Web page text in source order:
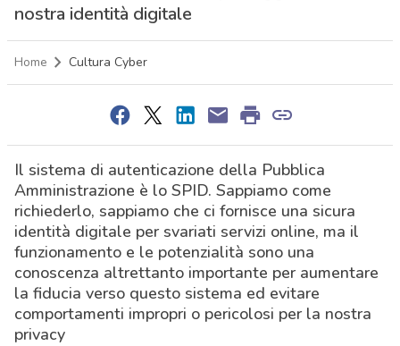
nostra identità digitale
Home Cultura Cyber
Il sistema di autenticazione della Pubblica
Amministrazione è lo SPID. Sappiamo come
richiederlo, sappiamo che ci fornisce una sicura
identità digitale per svariati servizi online, ma il
funzionamento e le potenzialità sono una
conoscenza altrettanto importante per aumentare
la fiducia verso questo sistema ed evitare
comportamenti impropri o pericolosi per la nostra
privacy